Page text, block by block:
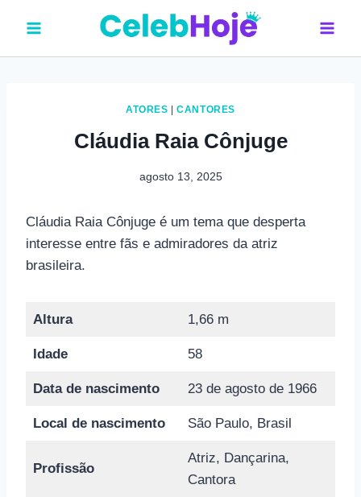
o
ATORES |CANTORES
Cláudia Raia Cônjuge
agosto 13, 2025
Cláudia Raia Cônjuge é um tema que desperta
interesse entre fãs e admiradores da atriz
brasileira.
Altura 1,66 m
Idade 58
Data de nascimento 23 de agosto de 1966
Local de nascimento São Paulo, Brasil
Profissão
Atriz, Dançarina,
Cantora